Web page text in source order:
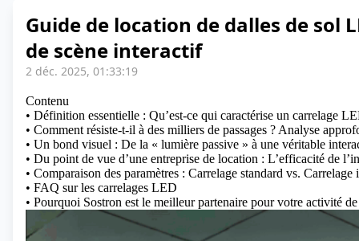
Guide de location de dalles de sol
de scène interactif
2 déc. 2025, 01:33:19
Contenu
• Définition essentielle : Qu’est-ce qui caractérise un carrelage
• Comment résiste-t-il à des milliers de passages ? Analyse
• Un bond visuel : De la « lumière passive » à une véritable
• Du point de vue d’une entreprise de location : L’efficacité de
• Comparaison des paramètres : Carrelage standard vs.
• FAQ sur les carrelages LED
• Pourquoi Sostron est le meilleur partenaire pour votre activité